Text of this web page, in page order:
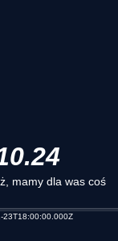
mamy dla was coś
23T18:00:00.000Z